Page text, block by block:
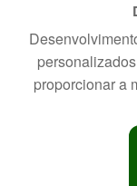
proporcionar a